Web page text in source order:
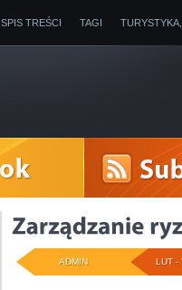
SPIS TREŚCI TAGI
LUT -
ADMIN